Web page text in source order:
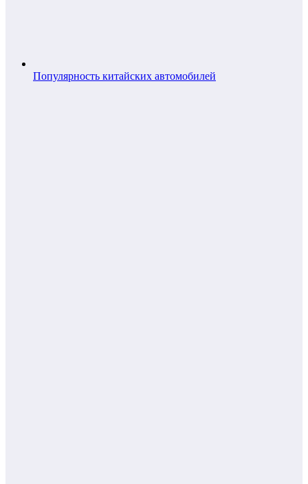
Популярность китайских автомобилей